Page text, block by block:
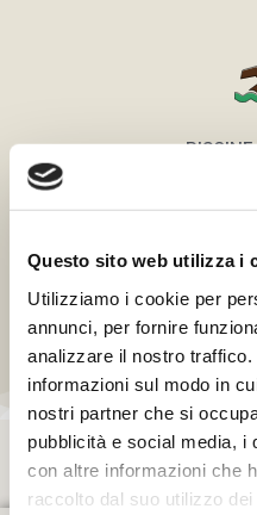
Questo sito web utilizza i
Utilizziamo i cookie per
annunci, per fornire
analizzare il nostro
informazioni sul modo in
nostri partner che si
pubblicità e social media, i
con altre informazioni che
raccolto dal suo utilizzo dei